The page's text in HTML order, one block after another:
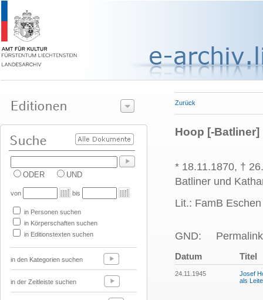
ODER UND
von bis
in Personen suchen
in Körperschaften suchen
in Editionstexten suchen
in den Kategorien suchen
in der Zeitleiste suchen
Zurück
Hoop [-Batliner]
* 18.11.1870, †
Batliner und
Lit.: FamB
GND:
Datum Titel
24.11.1945
Josef
als